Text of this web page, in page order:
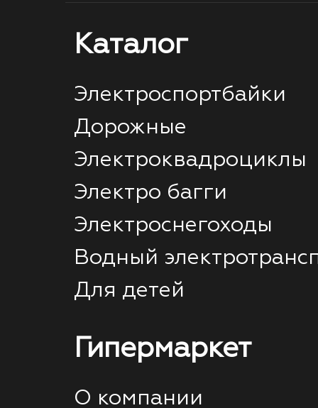
Каталог
Электроспортбайки
Дорожные
Электроквадроциклы
Электро багги
Электроснегоходы
Водный
Для детей
Гипермаркет
О компании